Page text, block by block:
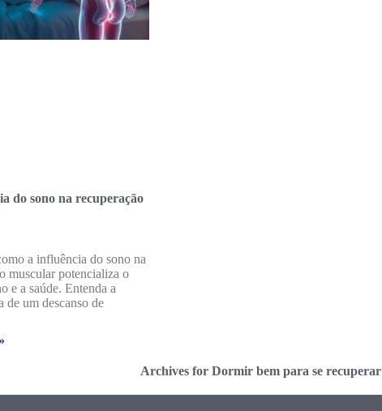
do sono na recuperação
a influência do sono na
muscular potencializa o
e a saúde. Entenda a
de um descanso de
Archives for Dormir bem para se recuperar